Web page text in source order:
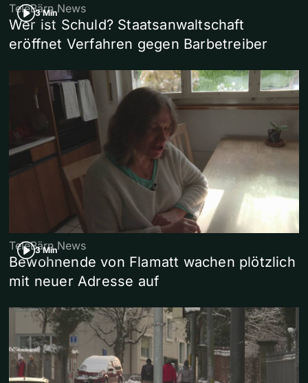
3 Min
TeleBärn News
Wer ist Schuld? Staatsanwaltschaft
eröffnet Verfahren gegen Barbetreiber
3 Min
TeleBärn News
Bewohnende von Flamatt wachen plötzlich
mit neuer Adresse auf